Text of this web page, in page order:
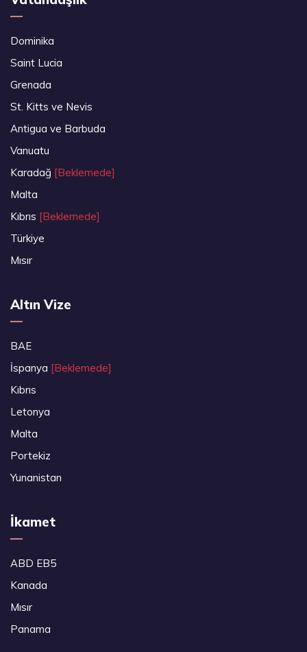
Dominika
Saint Lucia
Grenada
St. Kitts ve Nevis
Antigua ve Barbuda
Vanuatu
Karadağ [Beklemede]
Malta
Kıbrıs [Beklemede]
Türkiye
Mısır
Altın Vize
BAE
İspanya [Beklemede]
Kıbrıs
Letonya
Malta
Portekiz
Yunanistan
İkamet
ABD EB5
Kanada
Mısır
Panama